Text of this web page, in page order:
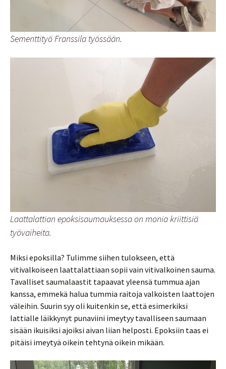
Sementtityö Franssila työssään.
Laattalattian epoksisaumauksessa on monia kriittisiä
työvaiheita.
Miksi epoksilla? Tulimme siihen tulokseen, että
vitivalkoiseen laattalattiaan sopii vain vitivalkoinen sauma.
Tavalliset saumalaastit tapaavat yleensä tummua ajan
kanssa, emmekä halua tummia raitoja valkoisten laattojen
väleihin. Suurin syy oli kuitenkin se, että esimerkiksi
lattialle läikkynyt punaviini imeytyy tavalliseen saumaan
sisään ikuisiksi ajoiksi aivan liian helposti. Epoksiin taas ei
pitäisi imeytyä oikein tehtynä oikein mikään.